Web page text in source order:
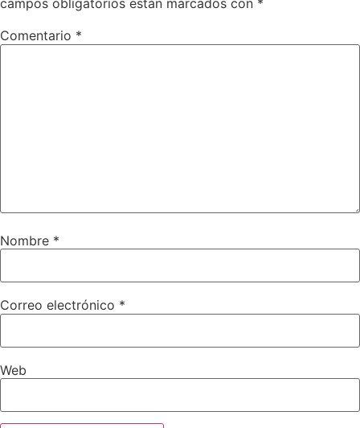
campos obligatorios están marcados con *
Comentario *
Nombre *
Correo electrónico *
Web